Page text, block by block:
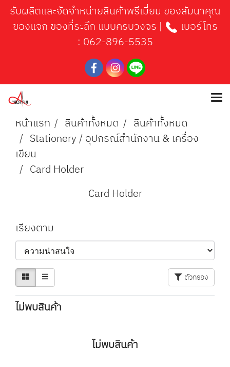
รับผลิตและจัดจำหน่ายสินค้าพรีเมี่ยม ของสัมนาคุณ
ของแจก ของที่ระลึก แบบครบวงจร |
เบอร์โทร
: 062-896-5535
หน้าแรก สินค้าทั้งหมด
สินค้าทั้งหมด
Stationery / อุปกรณ์สำนักงาน & เครื่อง
เขียน
Card Holder
Card Holder
เรียงตาม
ตัวกรอง
ไม่พบสินค้า
ไม่พบสินค้า